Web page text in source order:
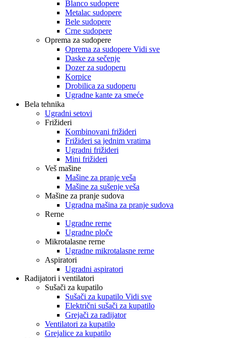
Blanco sudopere
Metalac sudopere
Bele sudopere
Crne sudopere
Oprema za sudopere
Oprema za sudopere Vidi sve
Daske za sečenje
Dozer za sudoperu
Korpice
Drobilica za sudoperu
Ugradne kante za smeće
Bela tehnika
Ugradni setovi
Frižideri
Kombinovani frižideri
Frižideri sa jednim vratima
Ugradni frižideri
Mini frižideri
Veš mašine
Mašine za pranje veša
Mašine za sušenje veša
Mašine za pranje sudova
Ugradna mašina za pranje sudova
Rerne
Ugradne rerne
Ugradne ploče
Mikrotalasne rerne
Ugradne mikrotalasne rerne
Aspiratori
Ugradni aspiratori
Radijatori i ventilatori
Sušači za kupatilo
Sušači za kupatilo Vidi sve
Električni sušači za kupatilo
Grejači za radijator
Ventilatori za kupatilo
Grejalice za kupatilo